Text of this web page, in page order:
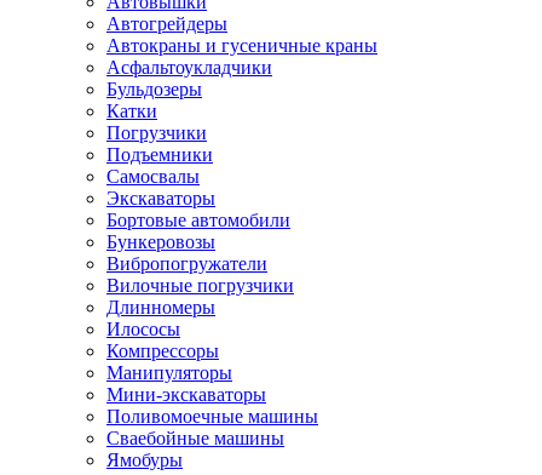
Автогрейдеры
Автокраны и гусеничные краны
Асфальтоукладчики
Бульдозеры
Катки
Погрузчики
Подъемники
Самосвалы
Экскаваторы
Бортовые автомобили
Бункеровозы
Вибропогружатели
Вилочные погрузчики
Длинномеры
Илососы
Компрессоры
Манипуляторы
Мини-экскаваторы
Поливомоечные машины
Сваебойные машины
Ямобуры